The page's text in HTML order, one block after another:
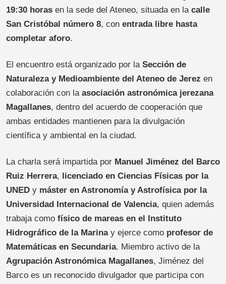
19:30 horas en la sede del Ateneo, situada en la calle
San Cristóbal número 8, con entrada libre hasta
completar aforo.
El encuentro está organizado por la Sección de
Naturaleza y Medioambiente del Ateneo de Jerez en
colaboración con la asociación astronómica jerezana
Magallanes, dentro del acuerdo de cooperación que
ambas entidades mantienen para la divulgación
científica y ambiental en la ciudad.
La charla será impartida por Manuel Jiménez del Barco
Ruiz Herrera, licenciado en Ciencias Físicas por la
UNED y máster en Astronomía y Astrofísica por la
Universidad Internacional de Valencia, quien además
trabaja como físico de mareas en el Instituto
Hidrográfico de la Marinay ejerce como profesor de
Matemáticas en Secundaria. Miembro activo de la
Agrupación Astronómica Magallanes, Jiménez del
Barco es un reconocido divulgador que participa con